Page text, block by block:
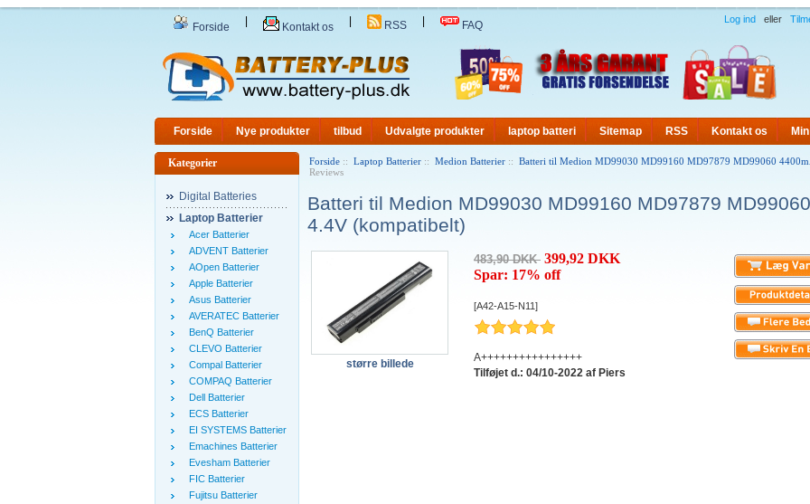
Forside Kontakt os RSS FAQ Log ind eller
Forside Nye produkter tilbud Udvalgte produkter laptop batteri Sitemap RSS Kontakt os
Kategorier
Digital Batteries
Laptop Batterier
Acer Batterier
ADVENT Batterier
AOpen Batterier
Apple Batterier
Asus Batterier
AVERATEC Batterier
BenQ Batterier
CLEVO Batterier
Compal Batterier
COMPAQ Batterier
Dell Batterier
ECS Batterier
EI SYSTEMS Batterier
Emachines Batterier
Evesham Batterier
FIC Batterier
Fujitsu Batterier
Forside :: Laptop Batterier :: Medion Batterier :: Batteri til Medion MD99030 MD99160 MD97879 MD99060
Reviews
Batteri til Medion MD99030 MD99160 MD97879
4.4V (kompatibelt)
større billede
483,90 DKK 399,92 DKK
Spar: 17% off
[A42-A15-N11]
A++++++++++++++++
Tilføjet d.: 04/10-2022 af Piers